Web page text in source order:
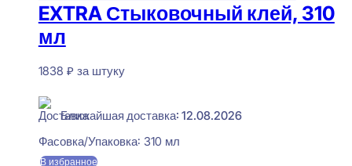
EXTRA Стыковочный клей, 310
мл
1838 ₽ за штуку
Ближайшая доставка: 12.08.2026
Фасовка/Упаковка: 310 мл
В избранное